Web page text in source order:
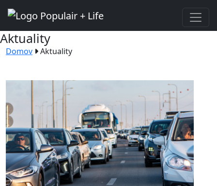
Aktuality
Domov Aktuality